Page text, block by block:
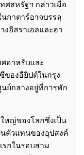
ศสหรัฐฯ กล่าวเมื่อ
นกาตาร์อาจบรรลุ
อิสราเอลและฮา
อาหรับและ
ของอียิปต์ในกรุง
นย์กลางอยู่ที่การพัก
หญ่ของโลกซึ่งเป็น
ตัวแทนของอุปสงค์
รกในรอบสาม